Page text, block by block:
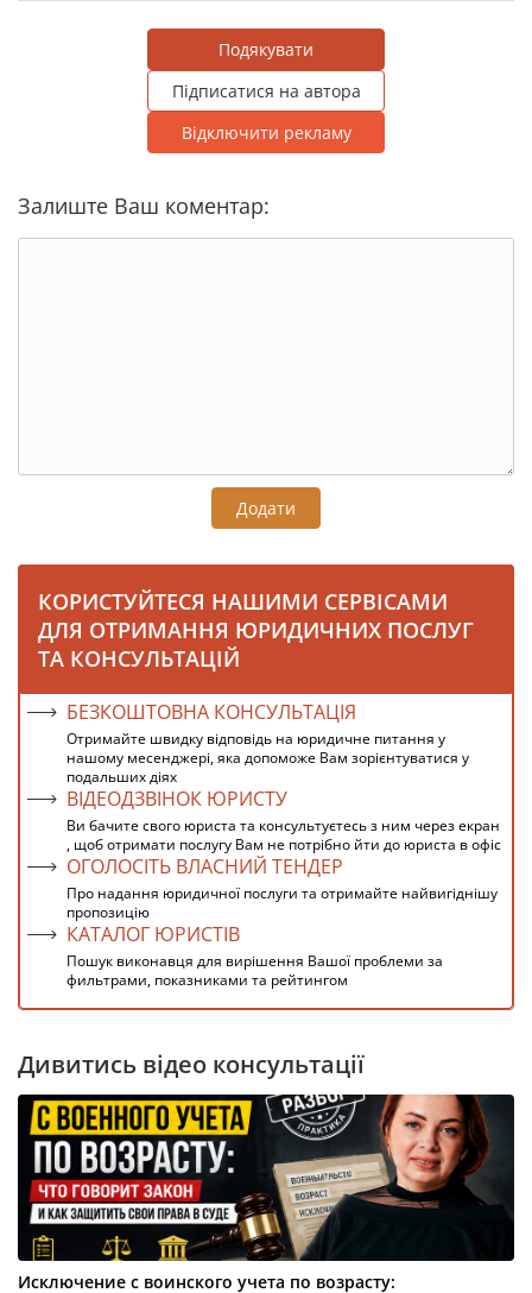
Подякувати
Підписатися на автора
Відключити рекламу
Залиште Ваш коментар:
Додати
КОРИСТУЙТЕСЯ НАШИМИ СЕРВІСАМИ
ДЛЯ ОТРИМАННЯ ЮРИДИЧНИХ ПОСЛУГ
ТА КОНСУЛЬТАЦІЙ
БЕЗКОШТОВНА КОНСУЛЬТАЦІЯ
Отримайте швидку відповідь на юридичне питання у
нашому месенджері, яка допоможе Вам зорієнтуватися у
подальших діях
ВІДЕОДЗВІНОК ЮРИСТУ
Ви бачите свого юриста та консультуєтесь з ним через екран
, щоб отримати послугу Вам не потрібно йти до юриста в офіс
ОГОЛОСІТЬ ВЛАСНИЙ ТЕНДЕР
Про надання юридичної послуги та отримайте найвигіднішу
пропозицію
КАТАЛОГ ЮРИСТІВ
Пошук виконавця для вирішення Вашої проблеми за
фильтрами, показниками та рейтингом
Дивитись відео консультації
Исключение с воинского учета по возрасту: